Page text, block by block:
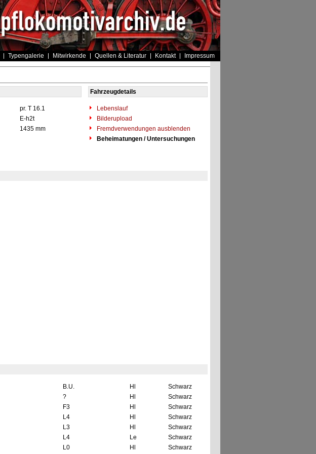
Typengalerie Mitwirkende Quellen & Literatur Kontakt Impressum
Fahrzeugdetails
pr. T 16.1
Lebenslauf
E-h2t
Bilderupload
1435 mm
Fremdverwendungen ausblenden
Beheimatungen / Untersuchungen
B.U. Hl
Schwarz
? Hl
Schwarz
F3 Hl
Schwarz
L4 Hl
Schwarz
L3 Hl
Schwarz
L4 Le
Schwarz
L0 Hl Schwarz